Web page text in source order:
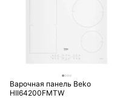
Варочная панель Beko
HII64200FMTW